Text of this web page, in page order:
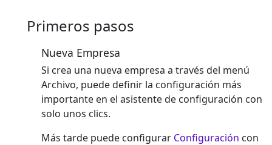
Primeros pasos
Nueva Empresa
Si crea una nueva empresa a través del menú
Archivo, puede definir la configuración más
importante en el asistente de configuración con
solo unos clics.
Más tarde puede configurar Configuración con